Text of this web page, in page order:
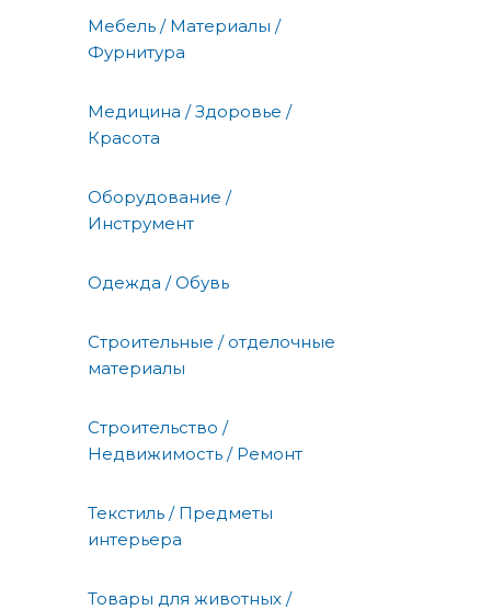
Мебель / Материалы /
Фурнитура
Медицина / Здоровье /
Красота
Оборудование /
Инструмент
Одежда / Обувь
Строительные / отделочные
материалы
Строительство /
Недвижимость / Ремонт
Текстиль / Предметы
интерьера
Товары для животных /